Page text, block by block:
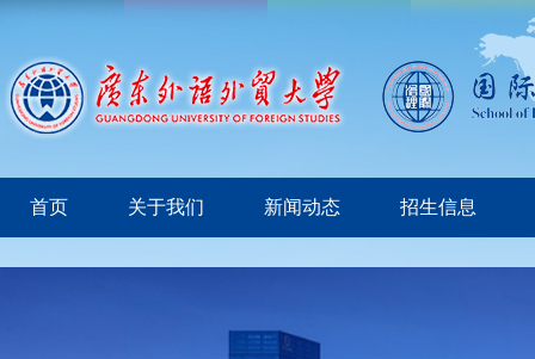
首页 关于我们 新闻动态 招生信息